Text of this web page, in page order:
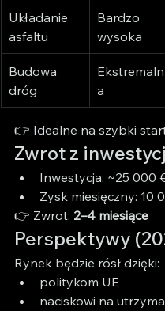
Układanie
asfaltu
Bardzo
wysoka
Budowa
dróg
Ekstremaln
a
👉 Idealne na szybki
Zwrot z
Inwestycja: ~25 000
Zysk miesięczny: 10
👉 Zwrot: 2–4 miesiące
Perspektywy
Rynek będzie rósł dzięki:
politykom UE
naciskowi na